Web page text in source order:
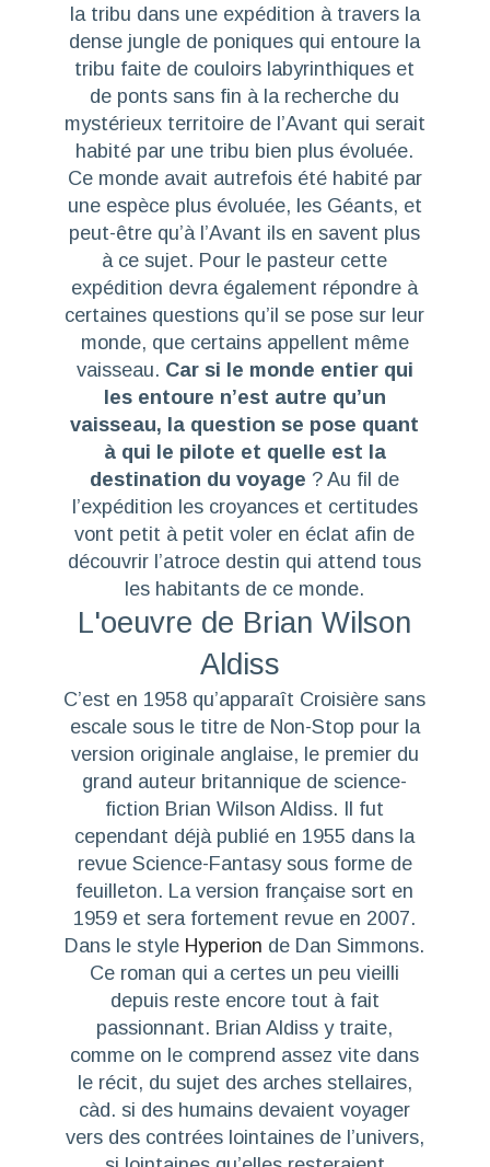
la tribu dans une expédition à travers la
dense jungle de poniques qui entoure la
tribu faite de couloirs labyrinthiques et
de ponts sans fin à la recherche du
mystérieux territoire de l’Avant qui serait
habité par une tribu bien plus évoluée.
Ce monde avait autrefois été habité par
une espèce plus évoluée, les Géants, et
peut-être qu’à l’Avant ils en savent plus
à ce sujet. Pour le pasteur cette
expédition devra également répondre à
certaines questions qu’il se pose sur leur
monde, que certains appellent même
vaisseau. Car si le monde entier qui
les entoure n’est autre qu’un
vaisseau, la question se pose quant
à qui le pilote et quelle est la
destination du voyage ? Au fil de
l’expédition les croyances et certitudes
vont petit à petit voler en éclat afin de
découvrir l’atroce destin qui attend tous
les habitants de ce monde.
L'oeuvre de Brian Wilson
Aldiss
C’est en 1958 qu’apparaît Croisière sans
escalesous le titre de Non-Stop pour la
version originale anglaise, le premier du
grand auteur britannique de science-
fiction Brian Wilson Aldiss. Il fut
cependant déjà publié en 1955 dans la
revue Science-Fantasy sous forme de
feuilleton. La version française sort en
1959 et sera fortement revue en 2007.
Dans le style Hyperion de Dan Simmons.
Ce roman qui a certes un peu vieilli
depuis reste encore tout à fait
passionnant. Brian Aldiss y traite,
comme on le comprend assez vite dans
le récit, du sujet des arches stellaires,
càd. si des humains devaient voyager
vers des contrées lointaines de l’univers,